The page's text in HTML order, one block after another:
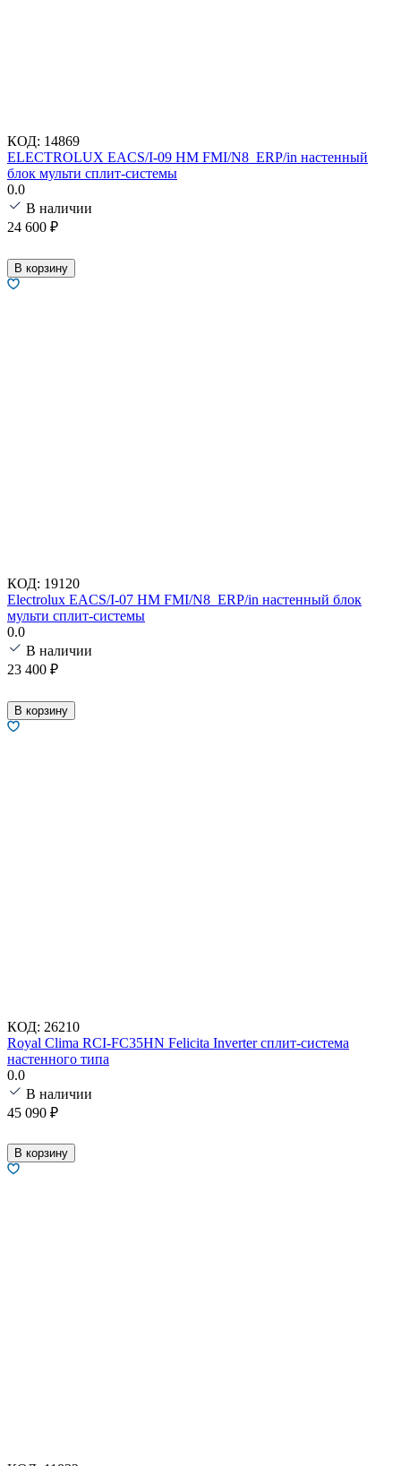
КОД: 14869
ELECTROLUX EACS/I-09 HM FMI/N8_ERP/in настенный
блок мульти сплит-системы
0.0
В наличии
24 600 ₽
В корзину
КОД: 19120
Electrolux EACS/I-07 HM FMI/N8_ERP/in настенный блок
мульти сплит-системы
0.0
В наличии
23 400 ₽
В корзину
КОД: 26210
Royal Clima RCI-FC35HN Felicita Inverter сплит-система
настенного типа
0.0
В наличии
45 090 ₽
В корзину